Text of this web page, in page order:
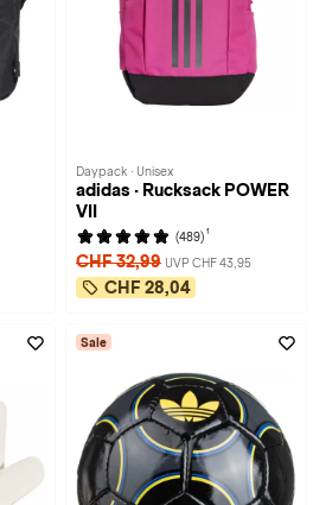
Daypack · Unisex
adidas · Rucksack POWER
VII
(489) 1
CHF 32,99 UVP CHF 43,95
CHF 28,04
Sale